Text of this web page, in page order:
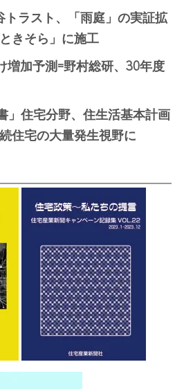
ラスト、「雨庭」の実証拡
きそら」に施工
加予測=野村総研、30年度
」住宅分野、住生活基本計画
住宅の大量発生視野に